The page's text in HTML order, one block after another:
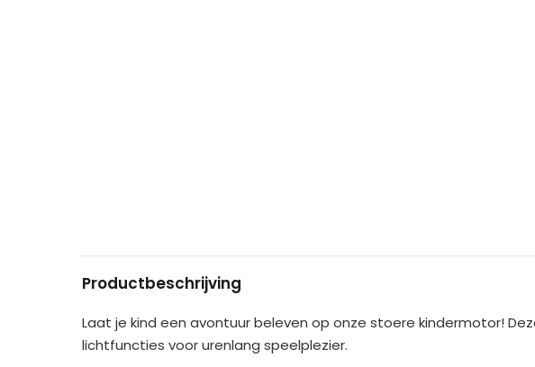
Productbeschrijving
Laat je kind een avontuur beleven op onze stoere kindermotor!
lichtfuncties voor urenlang speelplezier.